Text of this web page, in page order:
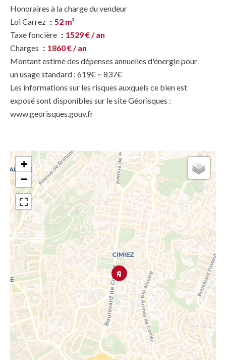
Honoraires à la charge du vendeur
Loi Carrez
52 m²
Taxe foncière
1529 € / an
Charges
1860 € / an
Montant estimé des dépenses annuelles d'énergie pour
un usage standard : 619€ ~ 837€
Les informations sur les risques auxquels ce bien est
exposé sont disponibles sur le site Géorisques :
www.georisques.gouv.fr
+
−